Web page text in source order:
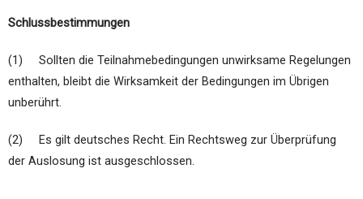
Schlussbestimmungen
(1) Sollten die Teilnahmebedingungen unwirksame Regelungen
enthalten, bleibt die Wirksamkeit der Bedingungen im Übrigen
unberührt.
(2) Es gilt deutsches Recht. Ein Rechtsweg zur Überprüfung
der Auslosung ist ausgeschlossen.